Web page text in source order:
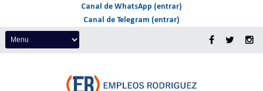
Canal de WhatsApp (entrar)
Canal de Telegram (entrar)